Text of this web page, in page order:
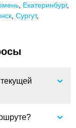
Екатеринбург,
,Сургут,